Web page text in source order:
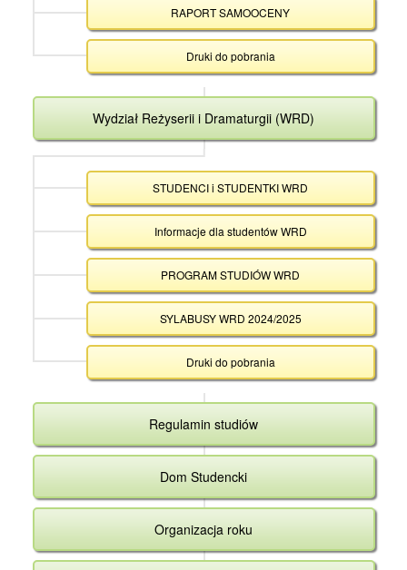
RAPORT SAMOOCENY
Druki do pobrania
Wydział Reżyserii i Dramaturgii (WRD)
STUDENCI i STUDENTKI WRD
Informacje dla studentów WRD
PROGRAM STUDIÓW WRD
SYLABUSY WRD 2024/2025
Druki do pobrania
Regulamin studiów
Dom Studencki
Organizacja roku